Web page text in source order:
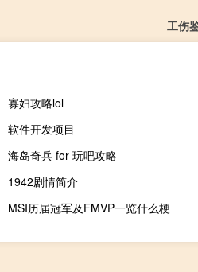
工伤
寡妇攻略lol
软件开发项目
海岛奇兵 for 玩吧攻略
1942剧情简介
MSI历届冠军及FMVP一览什么梗